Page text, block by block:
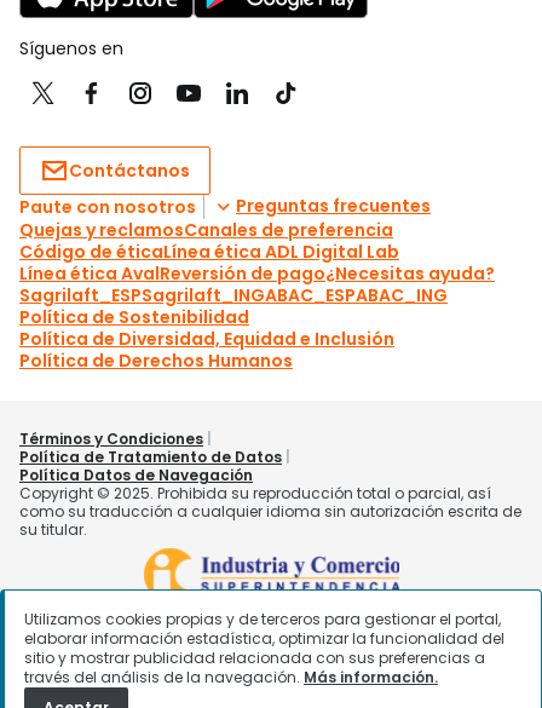
Utilizamos cookies propias y de terceros para gestionar el portal,
elaborar información estadística, optimizar la funcionalidad del
sitio y mostrar publicidad relacionada con sus preferencias a
través del análisis de la navegación. Más información.